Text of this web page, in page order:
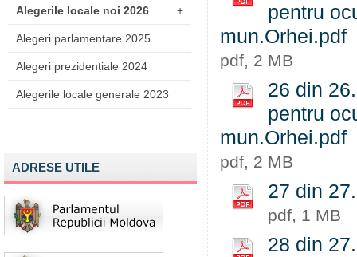
Alegerile locale noi 2026 +
Alegeri parlamentare 2025
Alegeri prezidențiale 2024
Alegerile locale generale 2023
ADRESE UTILE
pentru
mun.Orhei.pdf
pdf, 2 MB
26 din
pentru
mun.Orhei.pdf
pdf, 2 MB
27 din
pdf, 1 MB
28 din